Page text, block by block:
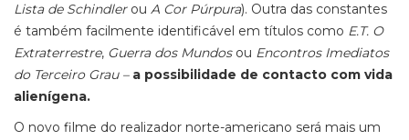
Lista de Schindler ou A Cor Púrpura). Outra das constantes
é também facilmente identificável em títulos como E.T. O
Extraterrestre, Guerra dos Mundos ou Encontros Imediatos
do Terceiro Grau – a possibilidade de contacto com vida
alienígena.
O novo filme do realizador norte-americano será mais um